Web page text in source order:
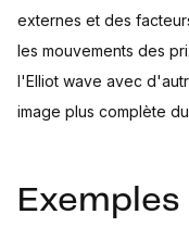
externes et des
les mouvements des
l'Elliot wave avec
image plus complète